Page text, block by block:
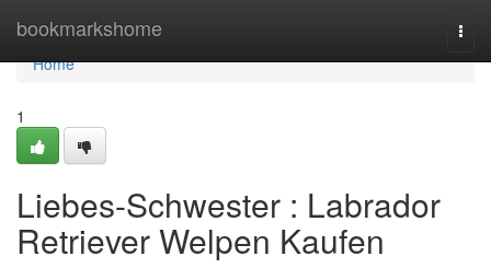
bookmarkshome
Home
Home
1
Liebes-Schwester : Labrador
Retriever Welpen Kaufen